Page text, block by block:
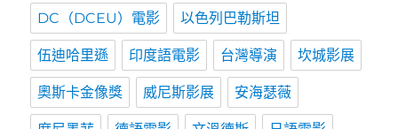
DC（DCEU）電影 以色列巴勒斯坦
伍迪哈里遜 印度語電影 台灣導演 坎城影展
奧斯卡金像獎 威尼斯影展 安海瑟薇